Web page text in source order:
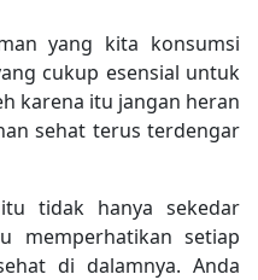
yang kita konsumsi
cukup esensial untuk
karena itu jangan heran
sehat terus terdengar
tidak hanya sekedar
memperhatikan setiap
di dalamnya. Anda